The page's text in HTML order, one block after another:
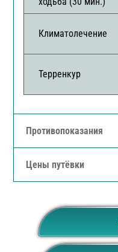
Климатолечение
Терренкур
Противопоказания
Цены путёвки